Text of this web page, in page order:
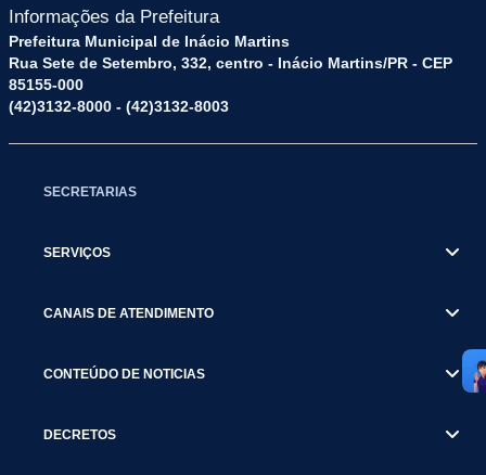
Informações da Prefeitura
Prefeitura Municipal de Inácio Martins
Rua Sete de Setembro, 332, centro - Inácio Martins/PR - CEP
85155-000
(42)3132-8000 - (42)3132-8003
SECRETARIAS
SERVIÇOS
CANAIS DE ATENDIMENTO
CONTEÚDO DE NOTICIAS
DECRETOS